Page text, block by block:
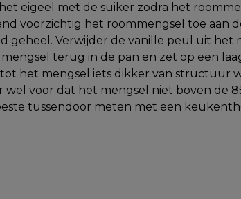
eigeel met de suiker zodra het
voorzichtig het roommengsel toe aan
geheel. Verwijder de vanille peul uit het
terug in de pan en zet op een
het mengsel iets dikker van structuur
wel voor dat het mengsel niet boven de
tussendoor meten met een